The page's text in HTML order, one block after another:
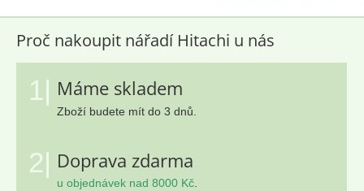
Proč nakoupit nářadí Hitachi u nás
1| Máme skladem
Zboží budete mít do 3 dnů.
2| Doprava zdarma
u objednávek nad 8000 Kč.